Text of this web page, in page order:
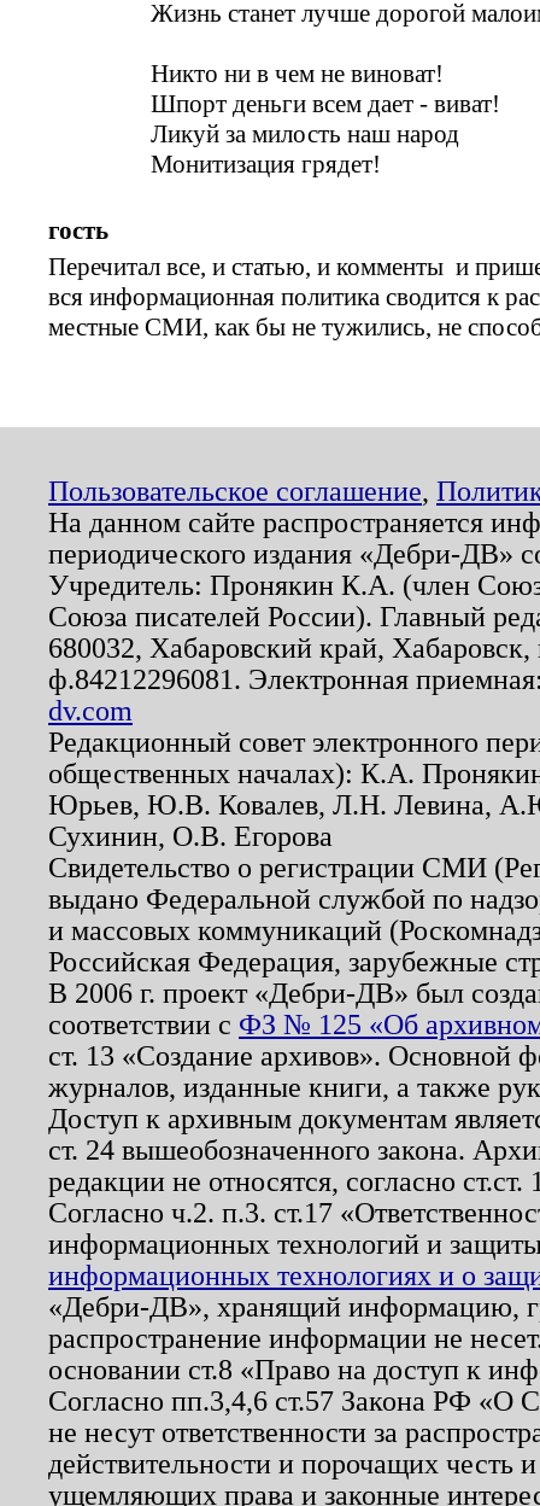
Жизнь станет лучше дорогой
Никто ни в чем не виноват!
Шпорт деньги всем дает - виват!
Ликуй за милость наш народ
Монитизация грядет!
гость
Перечитал все, и статью, и комменты и
вся информационная политика сводится к
местные СМИ, как бы не тужились, не
Пользовательское соглашение,
На данном сайте распространяется
периодического издания «Дебри-ДВ»
Учредитель: Пронякин К.А. (член
Союза писателей России). Главный
680032, Хабаровский край,
ф.84212296081. Электронная
dv.com
Редакционный совет электронного
общественных началах): К.А.
Юрьев, Ю.В. Ковалев, Л.Н. Левина,
Сухинин, О.В. Егорова
Свидетельство о регистрации СМИ
выдано Федеральной службой по
и массовых коммуникаций
Российская Федерация, зарубежные
В 2006 г. проект «Дебри-ДВ» был
соответствии с ФЗ № 125 «Об
ст. 13 «Создание архивов». Основной
журналов, изданные книги, а также
Доступ к архивным документам
ст. 24 вышеобозначенного закона.
редакции не относятся, согласно
Согласно ч.2. п.3. ст.17
информационных технологий и
информационных технологиях и о
«Дебри-ДВ», хранящий информацию,
распространение информации не
основании ст.8 «Право на доступ к
Согласно пп.3,4,6 ст.57 Закона РФ «О
не несут ответственности за
действительности и порочащих честь
ущемляющих права и законные